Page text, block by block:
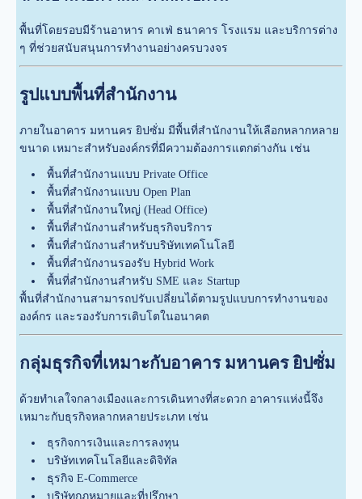
พื้นที่โดยรอบมีร้านอาหาร คาเฟ่ ธนาคาร โรงแรม และบริการต่าง
ๆ ที่ช่วยสนับสนุนการทำงานอย่างครบวงจร
รูปแบบพื้นที่สำนักงาน
ภายในอาคาร มหานคร ยิปซั่ม มีพื้นที่สำนักงานให้เลือกหลากหลาย
ขนาด เหมาะสำหรับองค์กรที่มีความต้องการแตกต่างกัน เช่น
พื้นที่สำนักงานแบบ Private Office
พื้นที่สำนักงานแบบ Open Plan
พื้นที่สำนักงานใหญ่ (Head Office)
พื้นที่สำนักงานสำหรับธุรกิจบริการ
พื้นที่สำนักงานสำหรับบริษัทเทคโนโลยี
พื้นที่สำนักงานรองรับ Hybrid Work
พื้นที่สำนักงานสำหรับ SME และ Startup
พื้นที่สำนักงานสามารถปรับเปลี่ยนได้ตามรูปแบบการทำงานของ
องค์กร และรองรับการเติบโตในอนาคต
กลุ่มธุรกิจที่เหมาะกับอาคาร มหานคร ยิปซั่ม
ด้วยทำเลใจกลางเมืองและการเดินทางที่สะดวก อาคารแห่งนี้จึง
เหมาะกับธุรกิจหลากหลายประเภท เช่น
ธุรกิจการเงินและการลงทุน
บริษัทเทคโนโลยีและดิจิทัล
ธุรกิจ E-Commerce
บริษัทกฎหมายและที่ปรึกษา